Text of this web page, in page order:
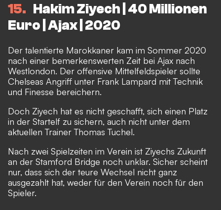
15
Hakim Ziyech | 40 Millionen
Euro | Ajax | 2020
Der talentierte Marokkaner kam im Sommer 2020
nach einer bemerkenswerten Zeit bei Ajax nach
Westlondon. Der offensive Mittelfeldspieler sollte
Chelseas Angriff unter Frank Lampard mit Technik
und Finesse bereichern.
Doch Ziyech hat es nicht geschafft, sich einen Platz
in der Startelf zu sichern, auch nicht unter dem
aktuellen Trainer Thomas Tuchel.
Nach zwei Spielzeiten im Verein ist Ziyechs Zukunft
an der Stamford Bridge noch unklar. Sicher scheint
nur, dass sich der teure Wechsel nicht ganz
ausgezahlt hat, weder für den Verein noch für den
Spieler.